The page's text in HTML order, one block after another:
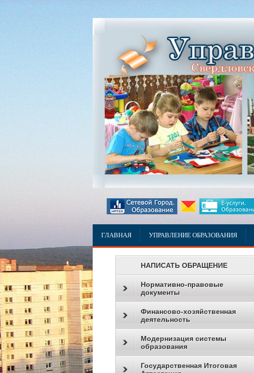
ГЛАВНАЯ УПРАВЛЕНИЕ ОБРАЗОВАНИЯ
НАПИСАТЬ ОБРАЩЕНИЕ
Нормативно-правовые
документы
Финансово-хозяйственная
деятельность
Модернизация системы
образования
Государственная Итоговая